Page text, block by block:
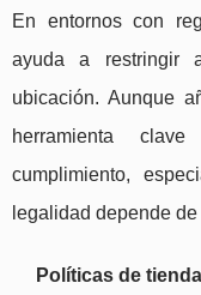
En entornos con
ayuda a restringir
ubicación. Aunque
herramienta
cumplimiento,
legalidad depende
Políticas de